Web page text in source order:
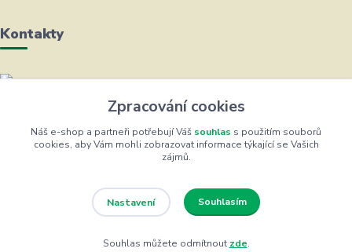
Kontakty
Helena Bayerová
+420 604 711 491
(Po-Čt, 8-16 hod.)
Eshop ŽUFRIK.cz © Copyright 2012 - 2026
Zpracování cookies
Náš e-shop a partneři potřebují Váš souhlas s použitím souborů
cookies, aby Vám mohli zobrazovat informace týkající se Vašich
zájmů.
Nastavení Souhlasím
Souhlas můžete odmítnout zde.